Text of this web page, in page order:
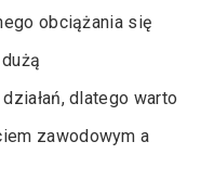
obciążania się
dlatego warto
zawodowym a